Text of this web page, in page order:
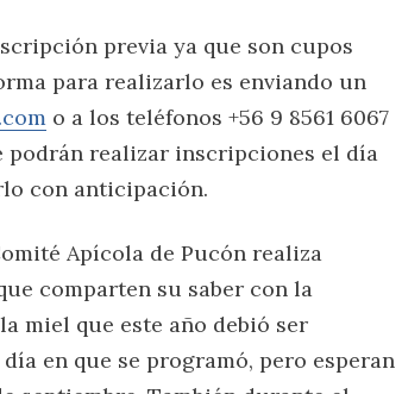
previa ya que son cupos
para realizarlo es enviando un
o a los teléfonos +56 9 8561 6067
podrán realizar inscripciones el día
con anticipación.
Apícola de Pucón realiza
comparten su saber con la
miel que este año debió ser
en que se programó, pero esperan